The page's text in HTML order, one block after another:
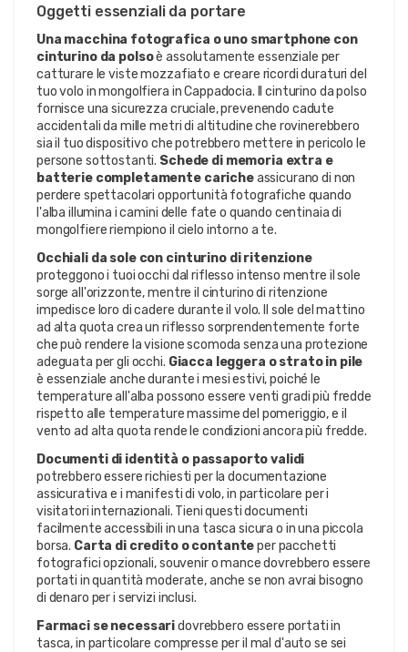
Oggetti essenziali da portare
Una macchina fotografica o uno smartphone con
cinturino da polsoè assolutamente essenziale per
catturare le viste mozzafiato e creare ricordi duraturi del
tuo volo in mongolfiera in Cappadocia. Il cinturino da polso
fornisce una sicurezza cruciale, prevenendo cadute
accidentali da mille metri di altitudine che rovinerebbero
sia il tuo dispositivo che potrebbero mettere in pericolo le
persone sottostanti. Schede di memoria extra e
batterie completamente caricheassicurano di non
perdere spettacolari opportunità fotografiche quando
l'alba illumina i camini delle fate o quando centinaia di
mongolfiere riempiono il cielo intorno a te.
Occhiali da sole con cinturino di ritenzione
proteggono i tuoi occhi dal riflesso intenso mentre il sole
sorge all'orizzonte, mentre il cinturino di ritenzione
impedisce loro di cadere durante il volo. Il sole del mattino
ad alta quota crea un riflesso sorprendentemente forte
che può rendere la visione scomoda senza una protezione
adeguata per gli occhi. Giacca leggera o strato in pile
è essenziale anche durante i mesi estivi, poiché le
temperature all'alba possono essere venti gradi più fredde
rispetto alle temperature massime del pomeriggio, e il
vento ad alta quota rende le condizioni ancora più fredde.
Documenti di identità o passaporto validi
potrebbero essere richiesti per la documentazione
assicurativa e i manifesti di volo, in particolare per i
visitatori internazionali. Tieni questi documenti
facilmente accessibili in una tasca sicura o in una piccola
borsa. Carta di credito o contanteper pacchetti
fotografici opzionali, souvenir o mance dovrebbero essere
portati in quantità moderate, anche se non avrai bisogno
di denaro per i servizi inclusi.
Farmaci se necessaridovrebbero essere portati in
tasca, in particolare compresse per il mal d'auto se sei